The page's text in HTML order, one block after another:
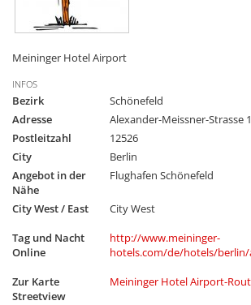
Meininger Hotel Airport
INFOS
Bezirk
Schönefeld
Adresse
Alexander-Meissner-Strasse 1
Postleitzahl
12526
City
Berlin
Angebot in der
Nähe
Flughafen Schönefeld
City West / East
City West
Tag und Nacht
Online
http://www.meininger-
hotels.com/de/hotels/
Zur Karte
Streetview
Meininger Hotel Airport-